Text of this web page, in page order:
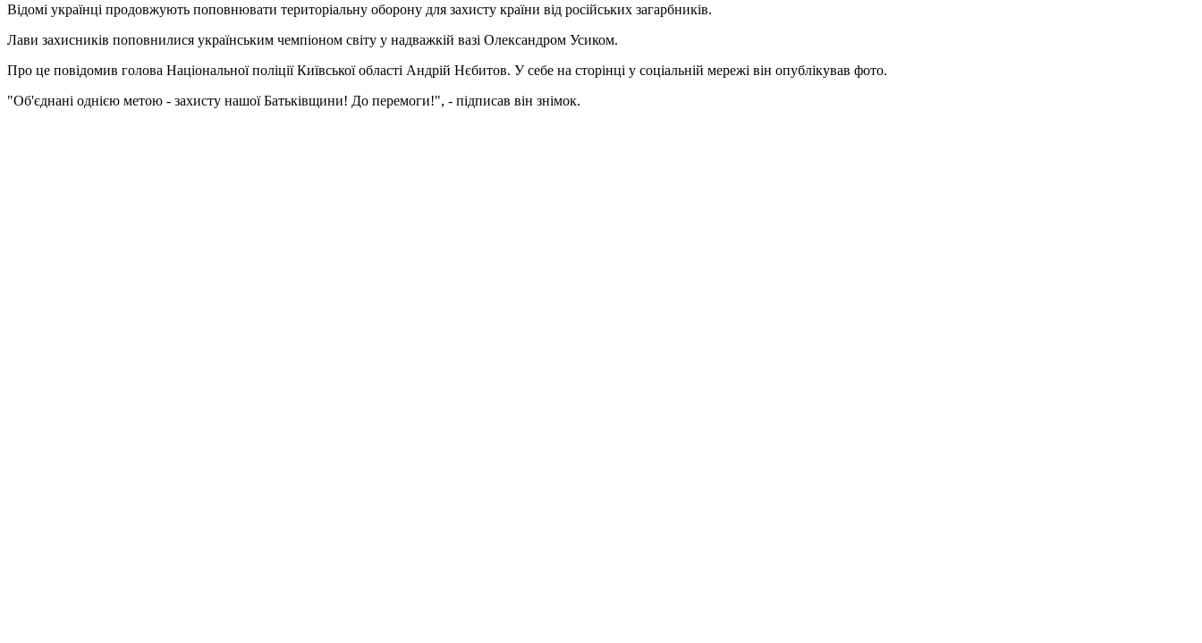
Відомі українці продовжують поповнювати територіальну оборону для захисту країни від російських загарбників.
Лави захисників поповнилися українським чемпіоном світу у надважкій вазі Олександром Усиком.
Про це повідомив голова Національної поліції Київської області Андрій Нєбитов. У себе на сторінці у соціальній мережі він опублікував фото.
"Об'єднані однією метою - захисту нашої Батьківщини! До перемоги!", - підписав він знімок.